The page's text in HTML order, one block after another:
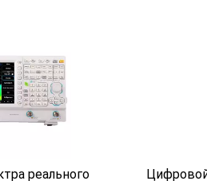
реального